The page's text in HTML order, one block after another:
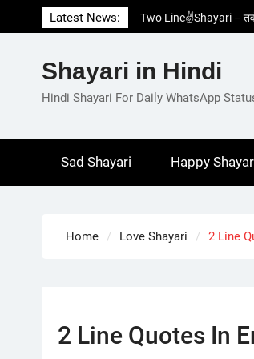
to
Latest News:
Two Line✌️Shayari –
Love😓Lines In Hindi –
Love🥳Poetry In Hindi –
1 Line☝️Shayari In Hindi
Shayari in Hindi
Hindi Shayari For Daily WhatsApp
Sad Shayari Happy
Home Love Shayari 2 Line
2 Line Quotes In